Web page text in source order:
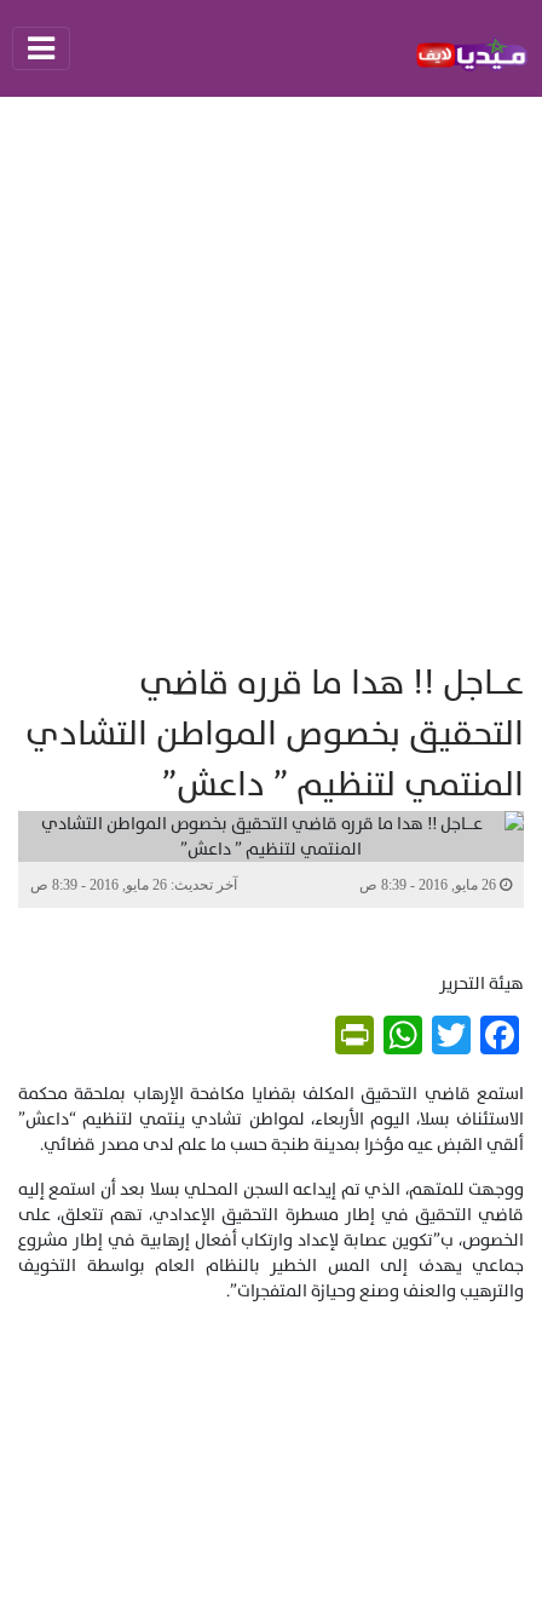
عـــاجل !! هدا ما قرره قاضي
التحقيق بخصوص المواطن التشادي
المنتمي لتنظيم ” داعش”
آخر تحديث: 26 مايو, 2016 - 8:39 ص
هيئة التحرير
Facebook
Twitter
WhatsApp
استمع قاضي التحقيق المكلف بقضايا مكافحة الإرهاب بملحقة محكمة
الاستئناف بسلا، اليوم الأربعاء، لمواطن تشادي ينتمي لتنظيم “داعش”
ألقي القبض عيه مؤخرا بمدينة طنجة حسب ما علم لدى مصدر قضائي.
ووجهت للمتهم، الذي تم إيداعه السجن المحلي بسلا بعد أن استمع إليه
قاضي التحقيق في إطار مسطرة التحقيق الإعدادي، تهم تتعلق، على
الخصوص، ب”تكوين عصابة لإعداد وارتكاب أفعال إرهابية في إطار مشروع
جماعي يهدف إلى المس الخطير بالنظام العام بواسطة التخويف
والترهيب والعنف وصنع وحيازة المتفجرات”.